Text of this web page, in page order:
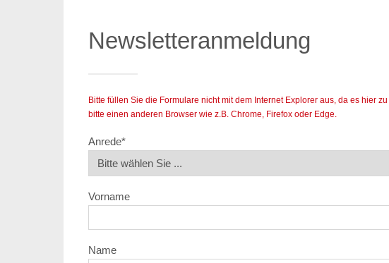
Newsletteranmeldung
Bitte füllen Sie die Formulare nicht mit dem Internet Explorer aus, da es hier
bitte einen anderen Browser wie z.B. Chrome, Firefox oder Edge.
Anrede*
Vorname
Name